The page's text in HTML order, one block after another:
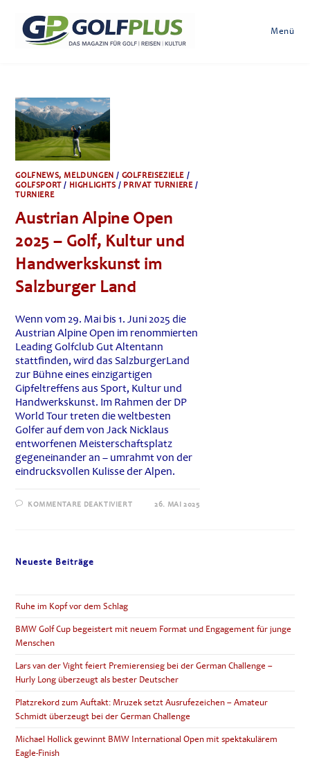
springen
Menü
GOLFNEWS, MELDUNGEN / GOLFREISEZIELE /
GOLFSPORT/ HIGHLIGHTS / PRIVAT TURNIERE/
TURNIERE
Austrian Alpine Open
2025 – Golf, Kultur und
Handwerkskunst im
Salzburger Land
Wenn vom 29. Mai bis 1. Juni 2025 die
Austrian Alpine Open im renommierten
Leading Golfclub Gut Altentann
stattfinden, wird das SalzburgerLand
zur Bühne eines einzigartigen
Gipfeltreffens aus Sport, Kultur und
Handwerkskunst. Im Rahmen der DP
World Tour treten die weltbesten
Golfer auf dem von Jack Nicklaus
entworfenen Meisterschaftsplatz
gegeneinander an – umrahmt von der
eindrucksvollen Kulisse der Alpen.
KOMMENTARE DEAKTIVIERTFÜR 26. MAI 2025
Neueste Beiträge
Ruhe im Kopf vor dem Schlag
BMW Golf Cup begeistert mit neuem Format und Engagement für junge
Menschen
Lars van der Vight feiert Premierensieg bei der German Challenge –
Hurly Long überzeugt als bester Deutscher
Platzrekord zum Auftakt: Mruzek setzt Ausrufezeichen – Amateur
Schmidt überzeugt bei der German Challenge
Michael Hollick gewinnt BMW International Open mit spektakulärem
Eagle-Finish